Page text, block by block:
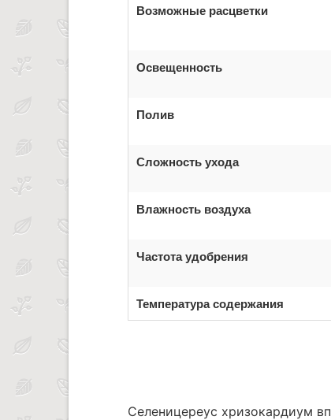
Возможные расцветки
Освещенность
Полив
Сложность ухода
Влажность воздуха
Частота удобрения
Температура содержания
Селеницереус хризокардиум